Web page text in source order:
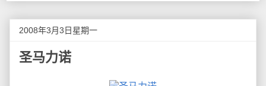
2008年3月3日星期一
圣马力诺